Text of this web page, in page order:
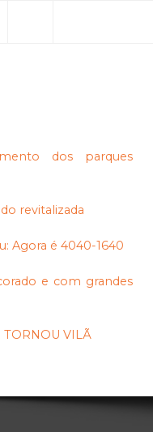
dos parques
revitalizada
Agora é 4040-1640
e com grandes
TORNOU VILÃ